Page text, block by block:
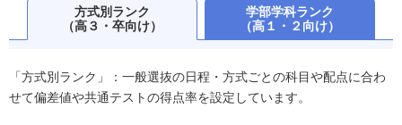
方式別ランク
（高３・卒向け）
学部学科ランク
（高１・２向け）
「方式別ランク」：一般選抜の日程・方式ごとの科目や配点に合わ
せて偏差値や共通テストの得点率を設定しています。